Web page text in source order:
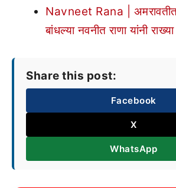
Navneet Rana | अमरावतीत
बांधल्या नवनीत राणा यांनी राख्या
Share this post:
Facebook
X
WhatsApp